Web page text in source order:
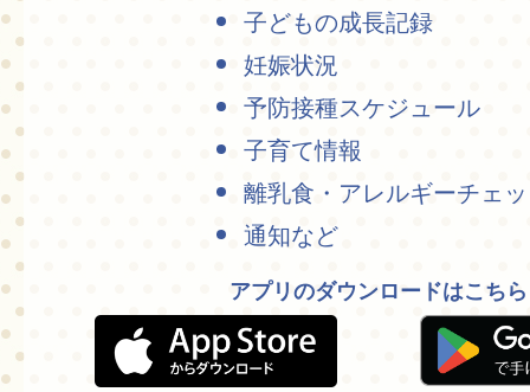
子どもの成長記録
妊娠状況
予防接種スケジュール
子育て情報
離乳食・アレルギーチェ
通知など
アプリのダウンロードはこちら